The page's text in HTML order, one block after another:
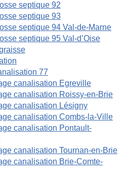
septique 92
septique 93
septique 94 Val-de-Marne
septique 95 Val-d’Oise
77
canalisation Egreville
canalisation Roissy-en-Brie
canalisation Lésigny
canalisation Combs-la-Ville
canalisation Pontault-
canalisation Tournan-en-Brie
canalisation Brie-Comte-